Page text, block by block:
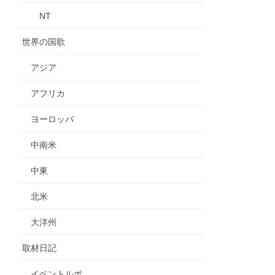
NT
世界の国歌
アジア
アフリカ
ヨーロッパ
中南米
中東
北米
大洋州
取材日記